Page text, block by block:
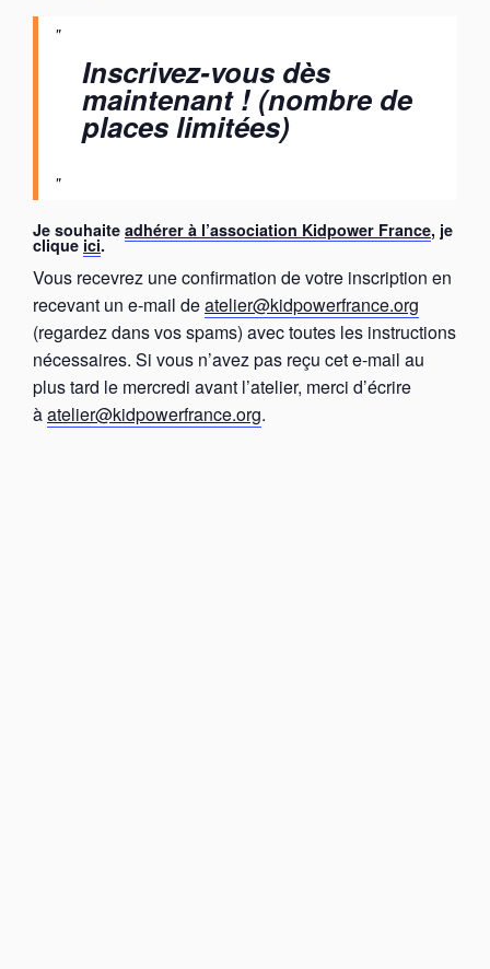
Inscrivez-vous dès
maintenant ! (nombre de
places limitées)
Je souhaite adhérer à l’association Kidpower France, je
clique ici.
Vous recevrez une confirmation de votre inscription en
recevant un e-mail deatelier@kidpowerfrance.org
(regardez dans vos spams) avec toutes les instructions
nécessaires. Si vous n’avez pas reçu cet e-mail au
plus tard le mercredi avant l’atelier, merci d’écrire
àatelier@kidpowerfrance.org.